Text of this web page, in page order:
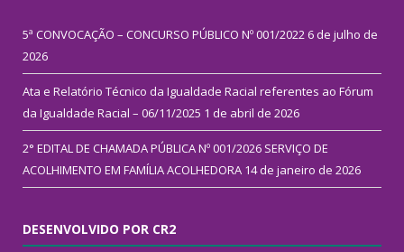
5ª CONVOCAÇÃO – CONCURSO PÚBLICO Nº 001/2022 6 de julho de
2026
Ata e Relatório Técnico da Igualdade Racial referentes ao Fórum
da Igualdade Racial – 06/11/2025 1 de abril de 2026
2° EDITAL DE CHAMADA PÚBLICA Nº 001/2026 SERVIÇO DE
ACOLHIMENTO EM FAMÍLIA ACOLHEDORA 14 de janeiro de 2026
DESENVOLVIDO POR CR2